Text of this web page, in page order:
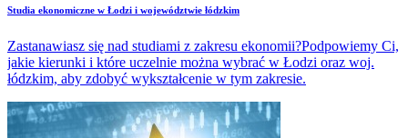
Studia ekonomiczne w Łodzi i województwie łódzkim
Zastanawiasz się nad studiami z zakresu ekonomii?Podpowiemy Ci,
jakie kierunki i które uczelnie można wybrać w Łodzi oraz woj.
łódzkim, aby zdobyć wykształcenie w tym zakresie.